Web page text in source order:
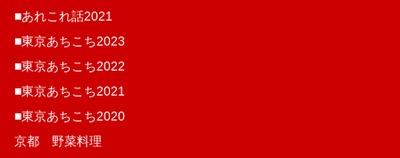
■あれこれ話2021
■東京あちこち2023
■東京あちこち2022
■東京あちこち2021
■東京あちこち2020
京都 野菜料理